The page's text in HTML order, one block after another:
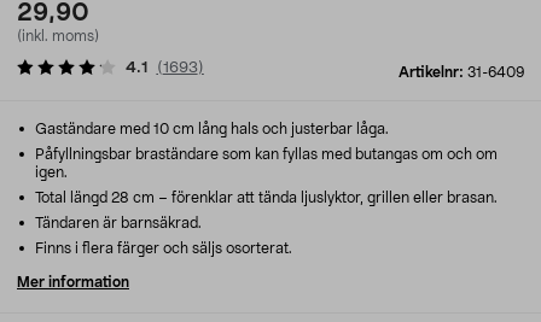
29,90
(inkl. moms)
Artikelnr: 31-6409
4.1 (1693)
Gaständare med 10 cm lång hals och justerbar låga.
Påfyllningsbar braständare som kan fyllas med butangas om och om
igen.
Total längd 28 cm – förenklar att tända ljuslyktor, grillen eller brasan.
Tändaren är barnsäkrad.
Finns i flera färger och säljs osorterat.
Mer information